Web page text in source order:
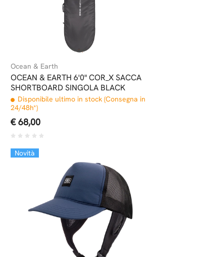
Ocean & Earth
OCEAN & EARTH 6'0" COR_X SACCA
SHORTBOARD SINGOLA BLACK
Disponibile ultimo in stock (Consegna in
24/48h*)
€ 68,00
Novità